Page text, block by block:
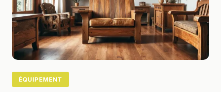
ÉQUIPEMENT